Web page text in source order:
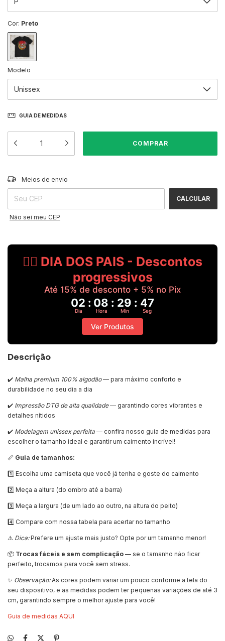
Cor: Preto
Modelo
GUIA DE MEDIDAS
Entregas para o CEP:
Meios de envio
CALCULAR
Não sei meu CEP
🧔‍♂️ DIA DOS PAIS - Descontos
progressivos
Até 15% de desconto + 5% no Pix
02 : 08 : 29 : 45
Dia Hora Min Seg
Ver Produtos
Descrição
✔️ Malha premium 100% algodão— para máximo conforto e
durabilidade no seu dia a dia
✔️ Impressão DTG de alta qualidade— garantindo cores vibrantes e
detalhes nítidos
✔️ Modelagem unissex perfeita — confira nosso guia de medidas para
escolher o tamanho ideal e garantir um caimento incrível!
📏 Guia de tamanhos:
1️⃣ Escolha uma camiseta que você já tenha e goste do caimento
2️⃣ Meça a altura (do ombro até a barra)
3️⃣ Meça a largura (de um lado ao outro, na altura do peito)
4️⃣ Compare com nossa tabela para acertar no tamanho
⚠️ Dica:Prefere um ajuste mais justo? Opte por um tamanho menor!
📦 Trocas fáceis e sem complicação — se o tamanho não ficar
perfeito, trocamos para você sem stress.
✨ Observação:As cores podem variar um pouco conforme a tela do
seu dispositivo, e as medidas podem ter pequenas variações de até 3
cm, garantindo sempre o melhor ajuste para você!
Guia de medidas AQUI